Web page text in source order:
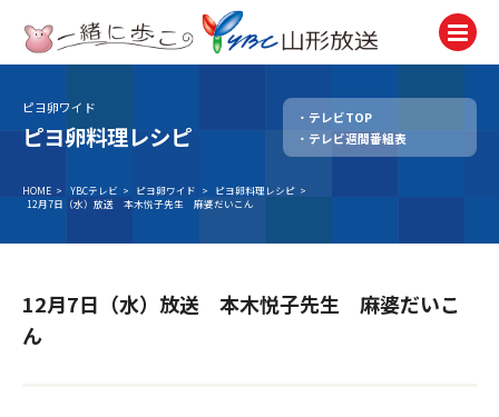
テレビ
TV
ラジオ
Radio
ピヨ卵ワイド
ピヨ卵料理レシピ
テレビTOP
テレビ週間番組表
HOME > YBCテレビ > ピヨ卵ワイド > ピヨ卵料理レシピ >
12月7日（水）放送 本木悦子先生 麻婆だいこん
12月7日（水）放送 本木悦子先生 麻婆だいこ
ん